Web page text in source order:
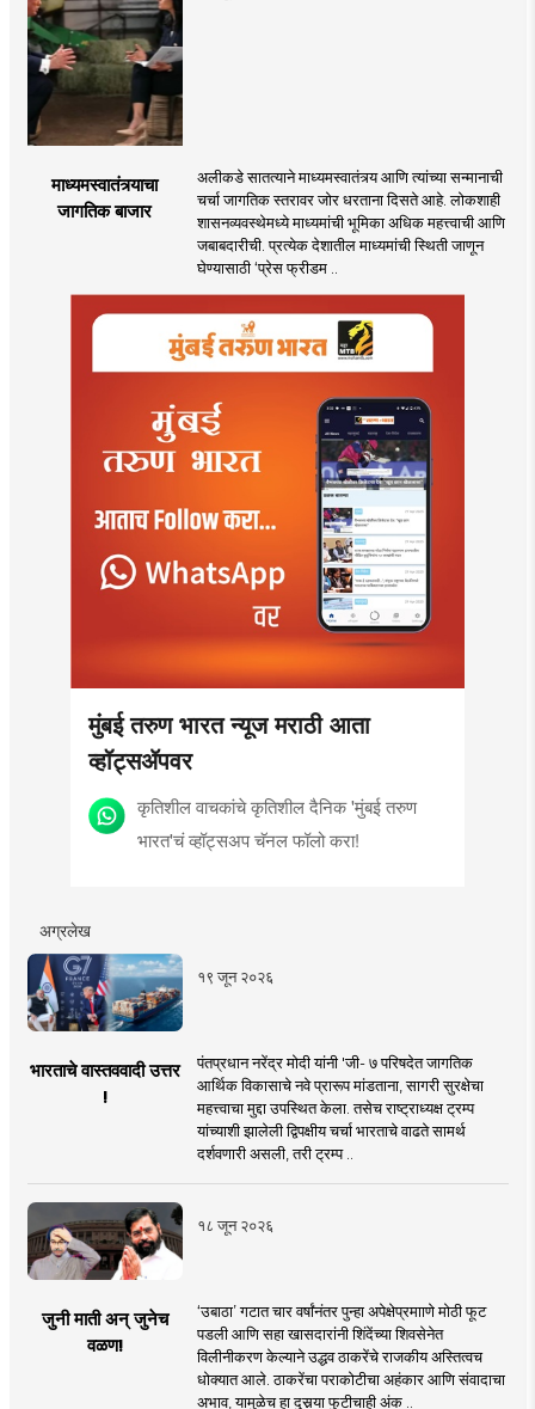
माध्यमस्वातंत्र्याचा
जागतिक बाजार
अलीकडे सातत्याने माध्यमस्वातंत्र्य आणि त्यांच्या सन्मानाची
चर्चा जागतिक स्तरावर जोर धरताना दिसते आहे. लोकशाही
शासनव्यवस्थेमध्ये माध्यमांची भूमिका अधिक महत्त्वाची आणि
जबाबदारीची. प्रत्येक देशातील माध्यमांची स्थिती जाणून
घेण्यासाठी ‌‘प्रेस फ्रीडम ..
मुंबई तरुण भारत न्यूज मराठी आता
व्हॉट्सॲपवर
कृतिशील वाचकांचे कृतिशील दैनिक 'मुंबई तरुण
भारत'चं व्हॉट्सअप चॅनल फॉलो करा!
अग्रलेख
१९ जून २०२६
भारताचे वास्तववादी उत्तर
!
पंतप्रधान नरेंद्र मोदी यांनी 'जी- ७ परिषदेत जागतिक
आर्थिक विकासाचे नवे प्रारूप मांडताना, सागरी सुरक्षेचा
महत्त्वाचा मुद्दा उपस्थित केला. तसेच राष्ट्राध्यक्ष ट्रम्प
यांच्याशी झालेली द्विपक्षीय चर्चा भारताचे वाढते सामर्थ
दर्शवणारी असली, तरी ट्रम्प ..
१८ जून २०२६
जुनी माती अन् जुनेच
वळण!
‘उबाठा’ गटात चार वर्षांनंतर पुन्हा अपेक्षेप्रमााणे मोठी फूट
पडली आणि सहा खासदारांनी शिंदेंच्या शिवसेनेत
विलीनीकरण केल्याने उद्धव ठाकरेंचे राजकीय अस्तित्वच
धोक्यात आले. ठाकरेंचा पराकोटीचा अहंकार आणि संवादाचा
अभाव, यामुळेच हा दुसर्‍या फुटीचाही अंक ..